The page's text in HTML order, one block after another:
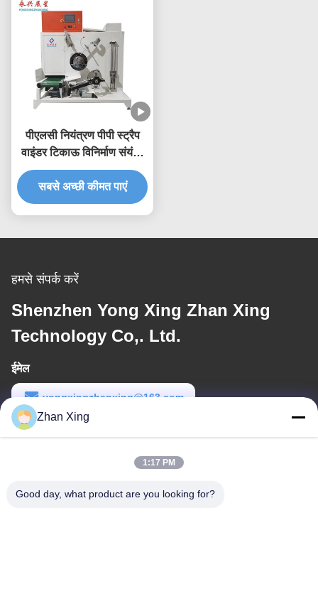
पीएलसी नियंत्रण पीपी स्ट्रैप
वाइंडर टिकाऊ विनिर्माण संयंत्र
संचालन और रखरखाव के लिए
सबसे अच्छी कीमत पाएं
हमसे संपर्क करें
Shenzhen Yong Xing Zhan Xing
Technology Co,. Ltd.
ईमेल
yongxingzhanxing@163.com
कार्य समय
Zhan Xing
1:17 PM
Good day, what product are you looking for?